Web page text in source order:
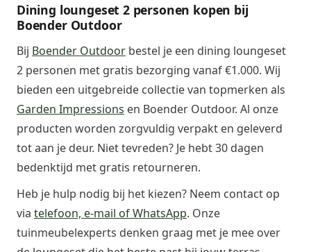
Dining loungeset 2 personen kopen bij
Boender Outdoor
Bij Boender Outdoor bestel je een dining loungeset
2 personen met gratis bezorging vanaf €1.000. Wij
bieden een uitgebreide collectie van topmerken als
Garden Impressions en Boender Outdoor. Al onze
producten worden zorgvuldig verpakt en geleverd
tot aan je deur. Niet tevreden? Je hebt 30 dagen
bedenktijd met gratis retourneren.
Heb je hulp nodig bij het kiezen? Neem contact op
via telefoon, e-mail of WhatsApp. Onze
tuinmeubelexperts denken graag met je mee over